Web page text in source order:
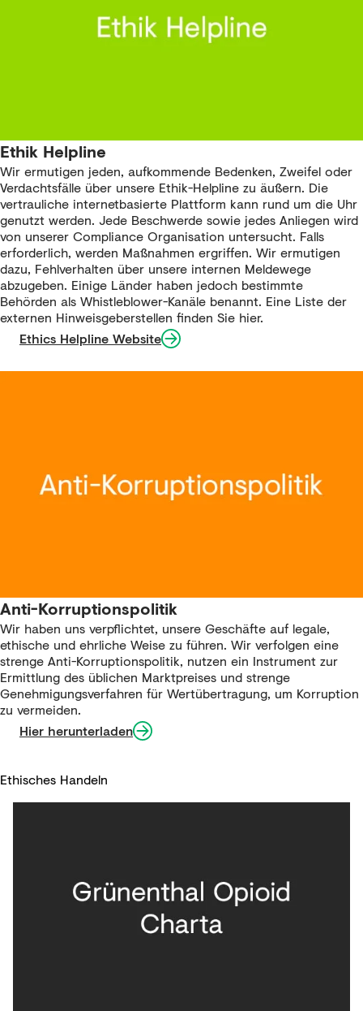
Ethik Helpline
Wir ermutigen jeden, aufkommende Bedenken, Zweifel oder
Verdachtsfälle über unsere Ethik-Helpline zu äußern. Die
vertrauliche internetbasierte Plattform kann rund um die Uhr
genutzt werden. Jede Beschwerde sowie jedes Anliegen wird
von unserer Compliance Organisation untersucht. Falls
erforderlich, werden Maßnahmen ergriffen. Wir ermutigen
dazu, Fehlverhalten über unsere internen Meldewege
abzugeben. Einige Länder haben jedoch bestimmte
Behörden als Whistleblower-Kanäle benannt. Eine Liste der
externen Hinweisgeberstellen finden Sie hier.
Ethics Helpline Website
Anti-Korruptionspolitik
Wir haben uns verpflichtet, unsere Geschäfte auf legale,
ethische und ehrliche Weise zu führen. Wir verfolgen eine
strenge Anti-Korruptionspolitik, nutzen ein Instrument zur
Ermittlung des üblichen Marktpreises und strenge
Genehmigungsverfahren für Wertübertragung, um Korruption
zu vermeiden.
Hier herunterladen
Ethisches Handeln